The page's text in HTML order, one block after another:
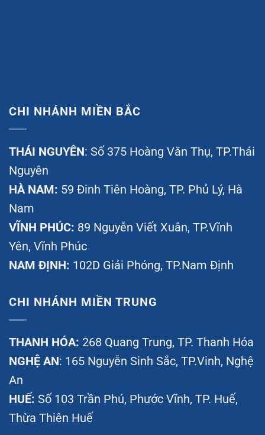
CHI NHÁNH MIỀN BẮC
THÁI NGUYÊN: Số 375 Hoàng Văn Thụ, TP.Thái
Nguyên
HÀ NAM: 59 Đinh Tiên Hoàng, TP. Phủ Lý, Hà
Nam
VĨNH PHÚC: 89 Nguyễn Viết Xuân, TP.Vĩnh
Yên, Vĩnh Phúc
NAM ĐỊNH: 102D Giải Phóng, TP.Nam Định
CHI NHÁNH MIỀN TRUNG
THANH HÓA: 268 Quang Trung, TP. Thanh Hóa
NGHỆ AN: 165 Nguyễn Sinh Sắc, TP.Vinh, Nghệ
An
HUẾ: Số 103 Trần Phú, Phước Vĩnh, TP. Huế,
Thừa Thiên Huế